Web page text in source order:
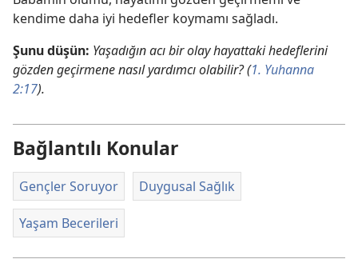
kendime daha iyi hedefler koymamı sağladı.
Şunu düşün: Yaşadığın acı bir olay hayattaki hedeflerini
gözden geçirmene nasıl yardımcı olabilir? (1. Yuhanna
2:17).
Bağlantılı Konular
Gençler Soruyor Duygusal Sağlık
Yaşam Becerileri